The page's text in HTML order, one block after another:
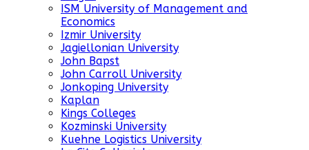
ISM University of Management and
Economics
Izmir University
Jagiellonian University
John Bapst
John Carroll University
Jonkoping University
Kaplan
Kings Colleges
Kozminski University
Kuehne Logistics University